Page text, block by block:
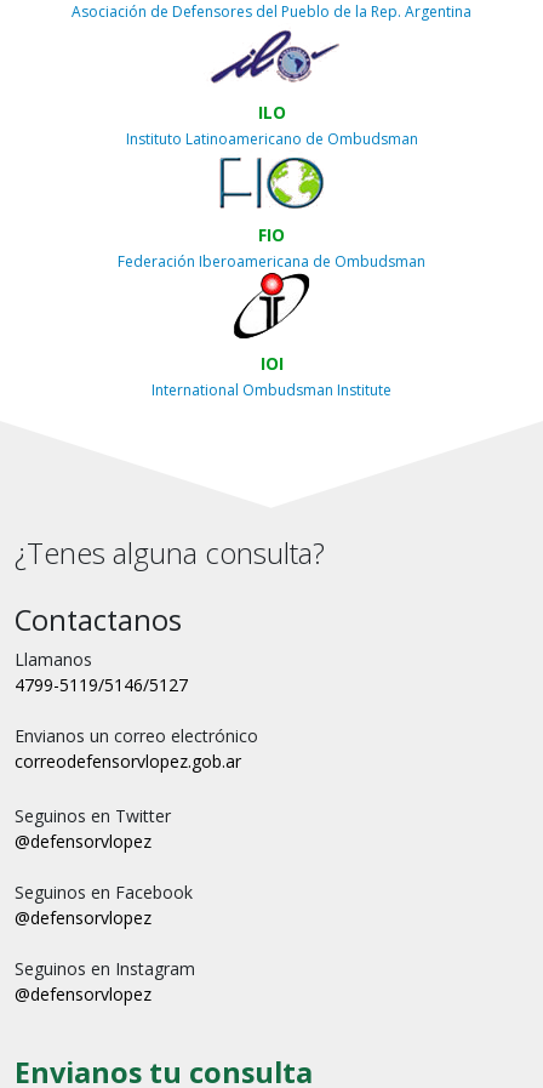
Asociación de Defensores del Pueblo de la Rep. Argentina
ILO
Instituto Latinoamericano de Ombudsman
FIO
Federación Iberoamericana de Ombudsman
IOI
International Ombudsman Institute
¿Tenes alguna consulta?
Contactanos
Llamanos
4799-5119/5146/5127
Envianos un correo electrónico
correodefensorvlopez.gob.ar
Seguinos en Twitter
@defensorvlopez
Seguinos en Facebook
@defensorvlopez
Seguinos en Instagram
@defensorvlopez
Envianos tu consulta